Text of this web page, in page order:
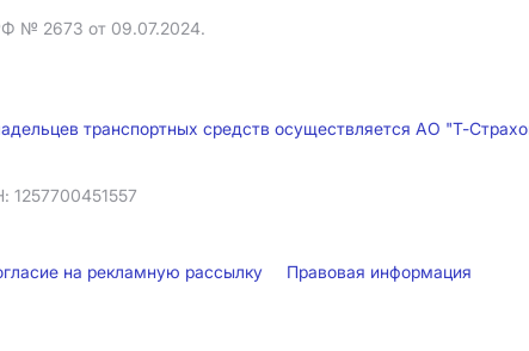
№ 2673 от 09.07.2024.
транспортных средств осуществляется АО "Т-
1257700451557
на рекламную рассылку Правовая информация